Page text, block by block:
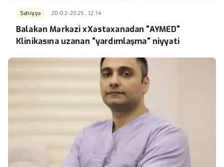
Səhiyyə 20-02-2025, 12:14
Balakən Mərkəzi xXəstəxanadan "AYMED"
Klinikasına uzanan "yardımlaşma" niyyəti